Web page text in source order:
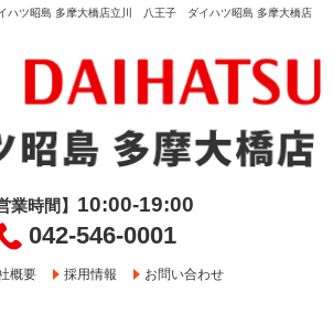
ハツ昭島 多摩大橋店立川 八王子 ダイハツ昭島 多摩大橋店
業時間】 10:00-19:00
042-546-0001
概要 採用情報 お問い合わせ